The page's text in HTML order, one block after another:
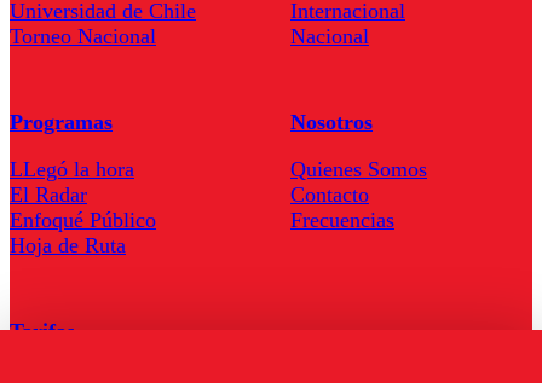
Universidad de Chile
Torneo Nacional
Internacional
Nacional
Programas
LLegó la hora
El Radar
Enfoqué Público
Hoja de Ruta
Nosotros
Quienes Somos
Contacto
Frecuencias
Tarifas